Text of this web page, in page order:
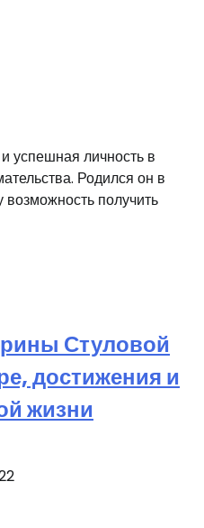
успешная личность в
Родился он в
возможность получить
Стуловой
достижения и
жизни